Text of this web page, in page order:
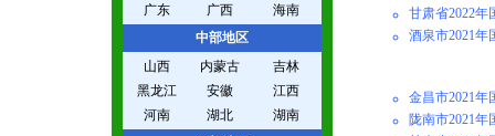
广东
广西
海南
中部地区
山西
内蒙古
吉林
黑龙江
安徽
江西
河南
湖北
湖南
甘肃省2022年
酒泉市2021年
金昌市2021年
陇南市2021